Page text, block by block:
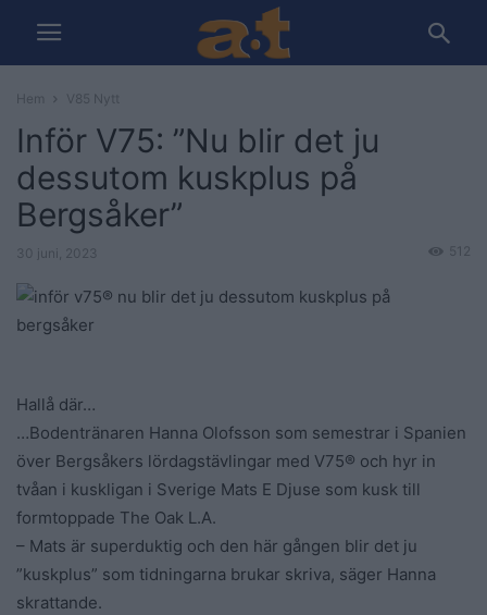
Hem V85 Nytt
Inför V75: ”Nu blir det ju
dessutom kuskplus på
Bergsåker”
30 juni, 2023 512
Hallå där…
…Bodentränaren Hanna Olofsson som semestrar i Spanien
över Bergsåkers lördagstävlingar med V75® och hyr in
tvåan i kuskligan i Sverige Mats E Djuse som kusk till
formtoppade The Oak L.A.
– Mats är superduktig och den här gången blir det ju
”kuskplus” som tidningarna brukar skriva, säger Hanna
skrattande.